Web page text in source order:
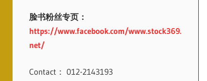
脸书粉丝专页：
https://www.facebook.com/www.stock369.
net/
Contact： 012-2143193